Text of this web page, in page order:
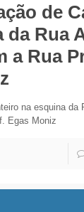
de
da Rua
a Rua
na esquina da
Egas Moniz